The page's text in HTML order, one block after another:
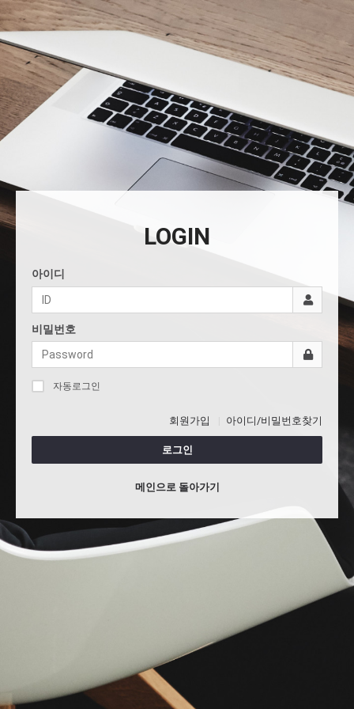
LOGIN
아이디
비밀번호
자동로그인
회원가입 아이디/비밀번호찾기
로그인
메인으로 돌아가기